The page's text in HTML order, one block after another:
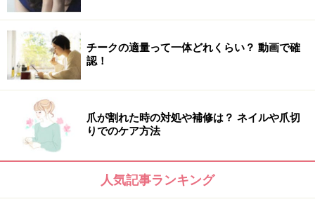
チークの適量って一体どれくらい？ 動画で確
認！
爪が割れた時の対処や補修は？ ネイルや爪切
りでのケア方法
人気記事ランキング